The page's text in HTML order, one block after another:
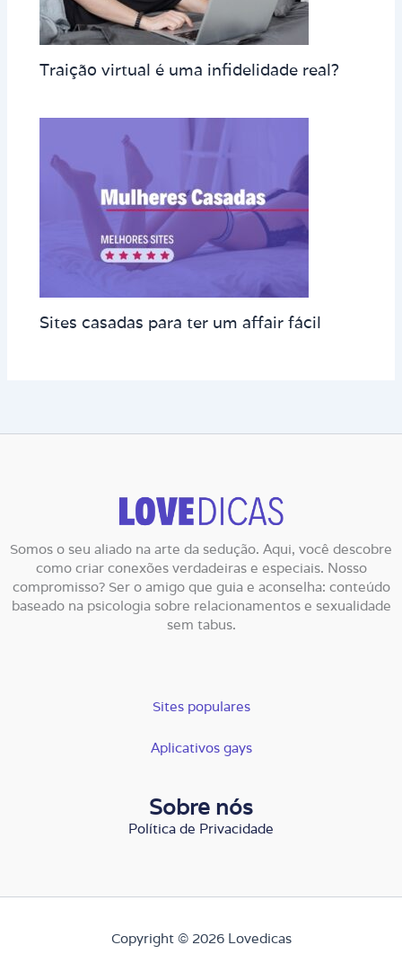
Traição virtual é uma infidelidade real?
Sites casadas para ter um affair fácil
Somos o seu aliado na arte da sedução. Aqui, você descobre
como criar conexões verdadeiras e especiais. Nosso
compromisso? Ser o amigo que guia e aconselha: conteúdo
baseado na psicologia sobre relacionamentos e sexualidade
sem tabus.
Sites populares
Aplicativos gays
Sobre nós
Política de Privacidade
Copyright © 2026 Lovedicas